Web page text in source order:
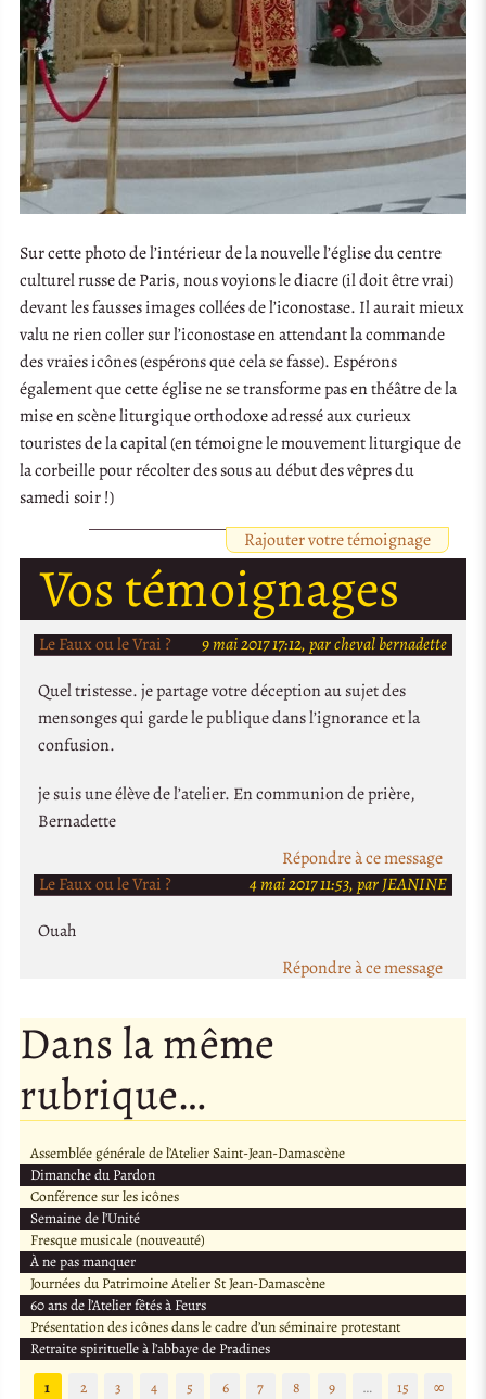
Sur cette photo de l’intérieur de la nouvelle l’église du centre
culturel russe de Paris, nous voyions le diacre (il doit être vrai)
devant les fausses images collées de l’iconostase. Il aurait mieux
valu ne rien coller sur l’iconostase en attendant la commande
des vraies icônes (espérons que cela se fasse). Espérons
également que cette église ne se transforme pas en théâtre de la
mise en scène liturgique orthodoxe adressé aux curieux
touristes de la capital (en témoigne le mouvement liturgique de
la corbeille pour récolter des sous au début des vêpres du
samedi soir !)
Rajouter votre témoignage
Vos témoignages
Le Faux ou le Vrai ?
9 mai 2017 17:12, par cheval bernadette
Quel tristesse. je partage votre déception au sujet des
mensonges qui garde le publique dans l’ignorance et la
confusion.
je suis une élève de l’atelier. En communion de prière,
Bernadette
Répondre à ce message
Le Faux ou le Vrai ?
4 mai 2017 11:53, par JEANINE
Ouah
Répondre à ce message
Dans la même
rubrique…
Assemblée générale de l’Atelier Saint-Jean-Damascène
Dimanche du Pardon
Conférence sur les icônes
Semaine de l’Unité
Fresque musicale (nouveauté)
À ne pas manquer
Journées du Patrimoine Atelier St Jean-Damascène
60 ans de l’Atelier fêtés à Feurs
Présentation des icônes dans le cadre d’un séminaire protestant
Retraite spirituelle à l’abbaye de Pradines
1
2 3 4 5 6 7 8 9 … 15 ∞